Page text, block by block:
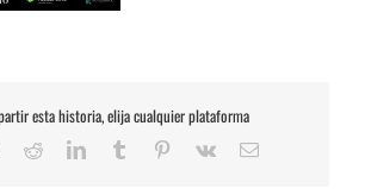
esta historia, elija cualquier plataforma
RedditLinkedInTumblr Pinterest
Vk
Correo